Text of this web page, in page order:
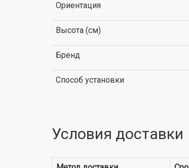
Ориентация
Высота (см)
Бренд
Способ установки
Условия доставки